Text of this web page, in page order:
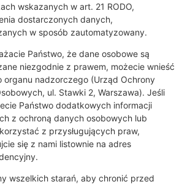
wskazanych w art. 21 RODO,
dostarczonych danych,
w sposób zautomatyzowany.
Państwo, że dane osobowe są
niezgodnie z prawem, możecie wnieść
organu nadzorczego (Urząd Ochrony
ul. Stawki 2, Warszawa). Jeśli
Państwo dodatkowych informacji
z ochroną danych osobowych lub
z przysługujących praw,
się z nami listownie na adres
wszelkich starań, aby chronić przed